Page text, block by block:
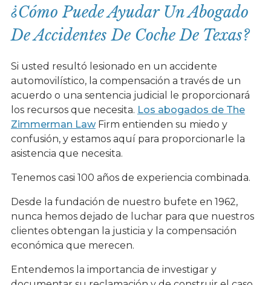
¿Cómo Puede Ayudar Un Abogado
De Accidentes De Coche De Texas?
Si usted resultó lesionado en un accidente
automovilístico, la compensación a través de un
acuerdo o una sentencia judicial le proporcionará
los recursos que necesita. Los abogados de The
Zimmerman LawFirm entienden su miedo y
confusión, y estamos aquí para proporcionarle la
asistencia que necesita.
Tenemos casi 100 años de experiencia combinada.
Desde la fundación de nuestro bufete en 1962,
nunca hemos dejado de luchar para que nuestros
clientes obtengan la justicia y la compensación
económica que merecen.
Entendemos la importancia de investigar y